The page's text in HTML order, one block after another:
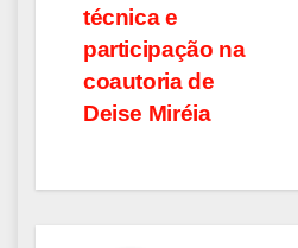
técnica e
participação na
coautoria de
Deise Miréia